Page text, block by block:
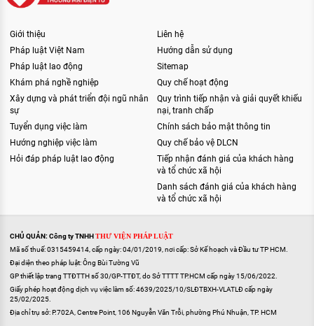
Giới thiệu
Pháp luật Việt Nam
Pháp luật lao động
Khám phá nghề nghiệp
Xây dựng và phát triển đội ngũ nhân
sự
Tuyển dụng việc làm
Hướng nghiệp việc làm
Hỏi đáp pháp luật lao động
Liên hệ
Hướng dẫn sử dụng
Sitemap
Quy chế hoạt động
Quy trình tiếp nhận và giải quyết khiếu
nại, tranh chấp
Chính sách bảo mật thông tin
Quy chế bảo vệ DLCN
Tiếp nhận đánh giá của khách hàng
và tổ chức xã hội
Danh sách đánh giá của khách hàng
và tổ chức xã hội
CHỦ QUẢN: Công ty TNHH THƯ VIỆN PHÁP LUẬT
Mã số thuế: 0315459414, cấp ngày: 04/01/2019, nơi cấp: Sở Kế hoạch và Đầu tư TP HCM.
Đại diện theo pháp luật: Ông Bùi Tường Vũ
GP thiết lập trang TTĐTTH số 30/GP-TTĐT, do Sở TTTT TP.HCM cấp ngày 15/06/2022.
Giấy phép hoạt động dịch vụ việc làm số: 4639/2025/10/SLĐTBXH-VLATLĐ cấp ngày
25/02/2025.
Địa chỉ trụ sở: P.702A, Centre Point, 106 Nguyễn Văn Trỗi, phường Phú Nhuận, TP. HCM